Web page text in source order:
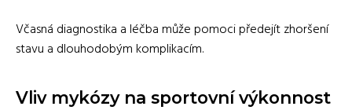
Včasná diagnostika a léčba může pomoci předejít zhoršení
stavu a dlouhodobým komplikacím.
Vliv mykózy na sportovní výkonnost